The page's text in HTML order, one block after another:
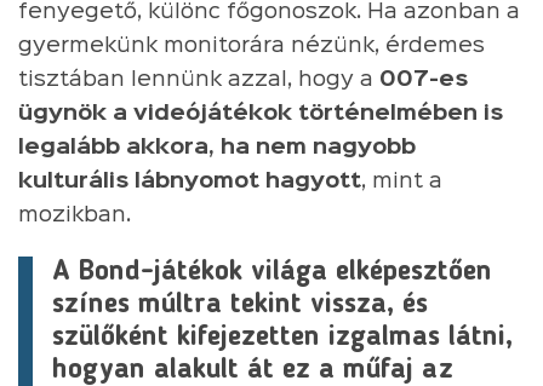
fenyegető, különc főgonoszok. Ha azonban a
gyermekünk monitorára nézünk, érdemes
tisztában lennünk azzal, hogy a 007-es
ügynök a videójátékok történelmében is
legalább akkora, ha nem nagyobb
kulturális lábnyomot hagyott, mint a
mozikban.
A Bond-játékok világa elképesztően
színes múltra tekint vissza, és
szülőként kifejezetten izgalmas látni,
hogyan alakult át ez a műfaj az